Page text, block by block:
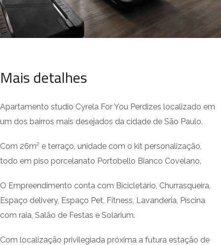
Mais detalhes
Apartamento studio Cyrela For You Perdizes localizado em
um dos bairros mais desejados da cidade de São Paulo.
Com 26m² e terraço, unidade com o kit personalização,
todo em piso porcelanato Portobello Bianco Covelano.
O Empreendimento conta com Bicicletário, Churrasqueira,
Espaço delivery, Espaço Pet, Fitness, Lavanderia, Piscina
com raia, Salão de Festas e Solarium.
Com localização privilegiada próxima a futura estação de